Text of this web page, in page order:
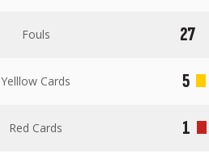
Fouls
27
Yelllow Cards
5
Red Cards 1